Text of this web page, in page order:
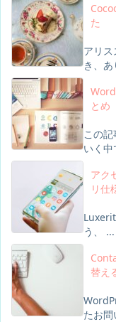
た
アリ
き、
とめ
この
いく
アク
リ仕
う、 ...
替え
たお